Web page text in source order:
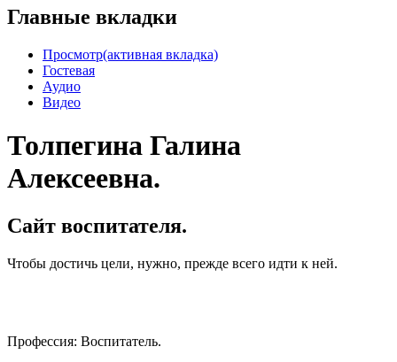
Главные вкладки
Просмотр(активная вкладка)
Гостевая
Аудио
Видео
Толпегина Галина
Алексеевна.
Сайт воспитателя.
Чтобы достичь цели, нужно, прежде всего идти к ней.
Профессия: Воспитатель.